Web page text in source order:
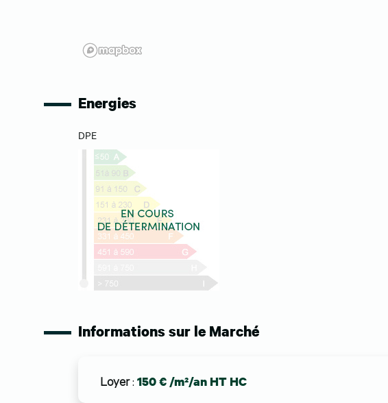
Energies
DPE
Informations sur le Marché
Loyer: 150 € /m²/an HT HC